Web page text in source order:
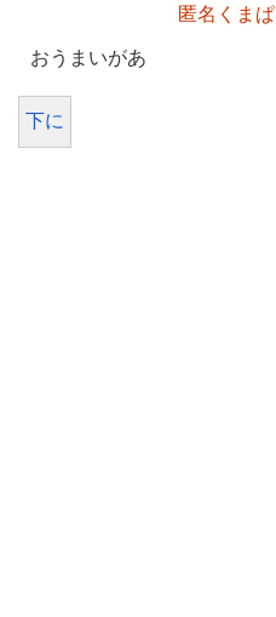
匿名くまぱ
おうまいがあ
下に